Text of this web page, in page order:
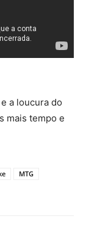
a loucura do
mais tempo e
MTG